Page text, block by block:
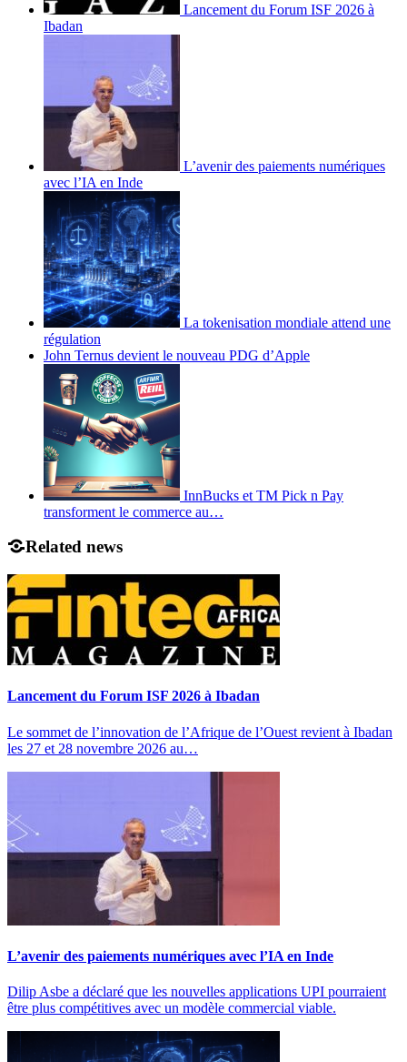
Lancement du Forum ISF 2026 à
Ibadan
L’avenir des paiements numériques
avec l’IA en Inde
La tokenisation mondiale attend une
régulation
John Ternus devient le nouveau PDG d’Apple
InnBucks et TM Pick n Pay
transforment le commerce au…
Related news
Lancement du Forum ISF 2026 à Ibadan
Le sommet de l’innovation de l’Afrique de l’Ouest revient à Ibadan
les 27 et 28 novembre 2026 au…
L’avenir des paiements numériques avec l’IA en Inde
Dilip Asbe a déclaré que les nouvelles applications UPI pourraient
être plus compétitives avec un modèle commercial viable.